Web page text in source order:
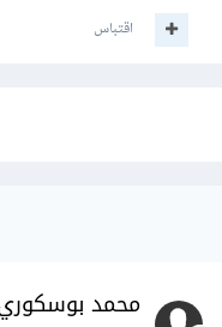
اقتباس
محمد بوسكوري